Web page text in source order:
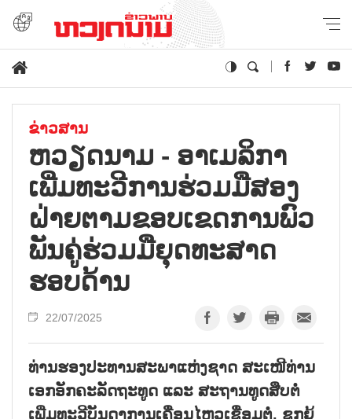
ຂ່າວສານ
ຫວຽດ​ນາມ - ອາ​ເມ​ລິ​ກາ
ເພີ່ມ​ທະ​ວີ​ການ​ຮ່ວມ​ມື​ສອ​ງ​
ຝ່າຍ​ຕາມ​ຂອບ​ເຂດ​ການ​ພົວ​
ພັນ​ຄູ່​ຮ່ວ​ມ​ມື​ຍຸດ​ທະ​ສາດ​
ຮອບ​ດ້ານ
22/07/2025
ທ່ານຮອງປະທານສະພາແຫ່ງຊາດ ສະເໜີທ່ານ
ເອກອັກຄະລັດຖະທູດ ແລະ ສະຖານທູດສືບຕໍ່
ເພີ່ມທະວີບັນດາການເຄື່ອນໄຫວເຊື່ອມຕໍ່, ຊຸກຍູ້